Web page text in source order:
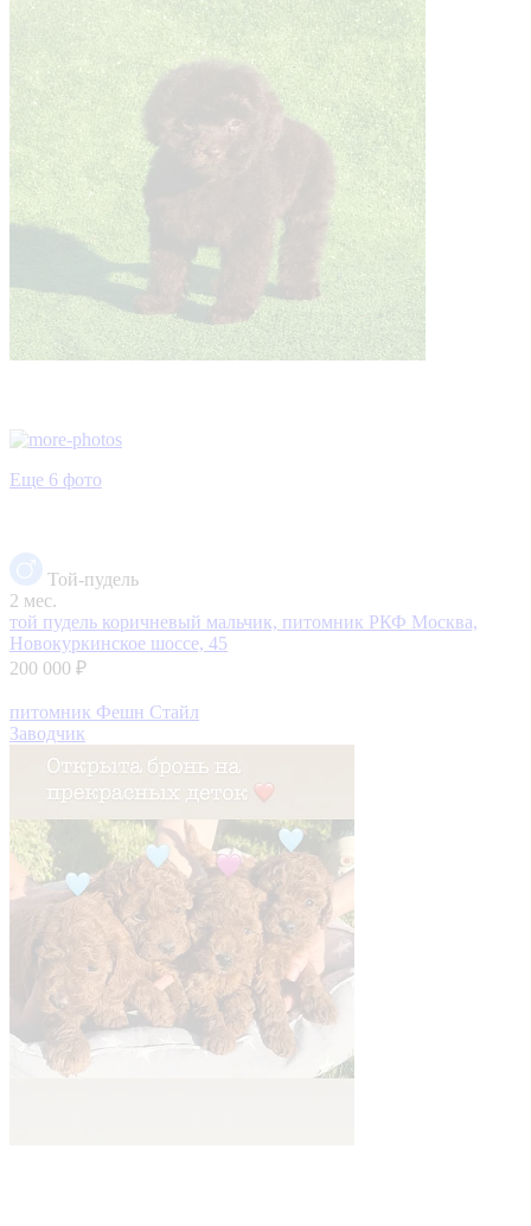
Еще 6 фото
Той-пудель
2 мес.
той пудель коричневый мальчик, питомник РКФ Москва,
Новокуркинское шоссе, 45
200 000 ₽
питомник Фешн Стайл
Заводчик